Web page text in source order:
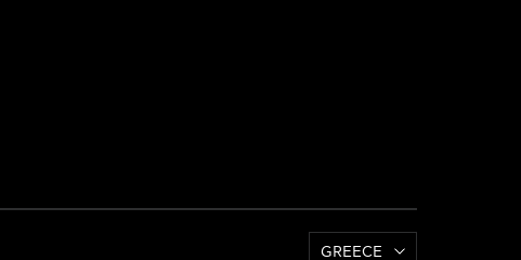
GREECE